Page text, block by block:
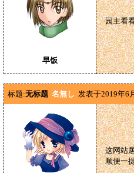
早饭
园主看
标题:无标题 名無し 发表于2019年6
这网站
顺便一